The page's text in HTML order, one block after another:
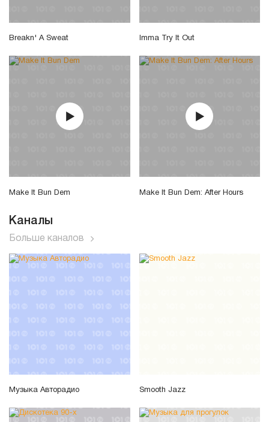
Breakn' A Sweat Imma Try It Out
Make It Bun Dem Make It Bun Dem: After Hours
Каналы
Больше каналов
Музыка Авторадио Smooth Jazz